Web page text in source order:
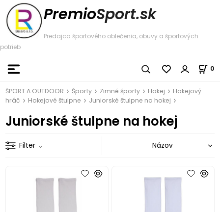
PremioSport.sk
Predajca športového oblečenia, obuvy a športových
potrieb
0
ŠPORT A OUTDOOR Športy Zimné športy Hokej
Hokejový
hráč
Hokejové štulpne Juniorské štulpne na hokej
Juniorské štulpne na hokej
Filter